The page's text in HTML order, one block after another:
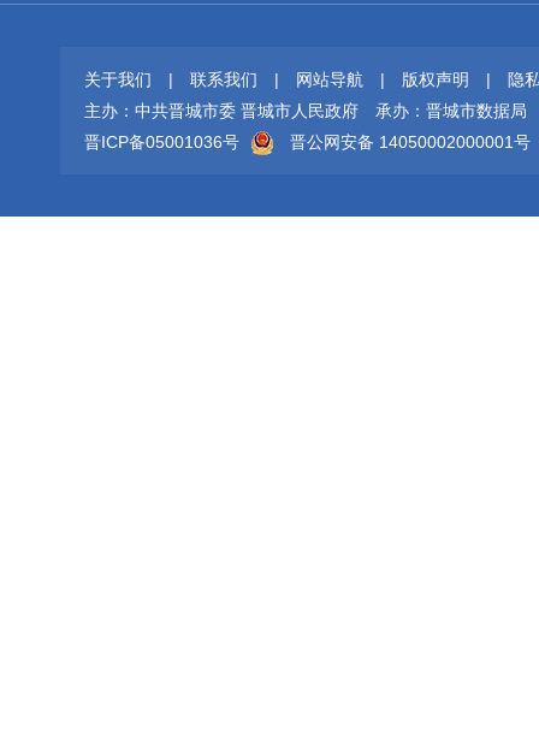
关于我们 | 联系我们 | 网站导航 | 版权声明 |
隐
主办：中共晋城市委 晋城市人民政府
承办：晋城市数据局
晋ICP备05001036号
晋公网安备 14050002000001号